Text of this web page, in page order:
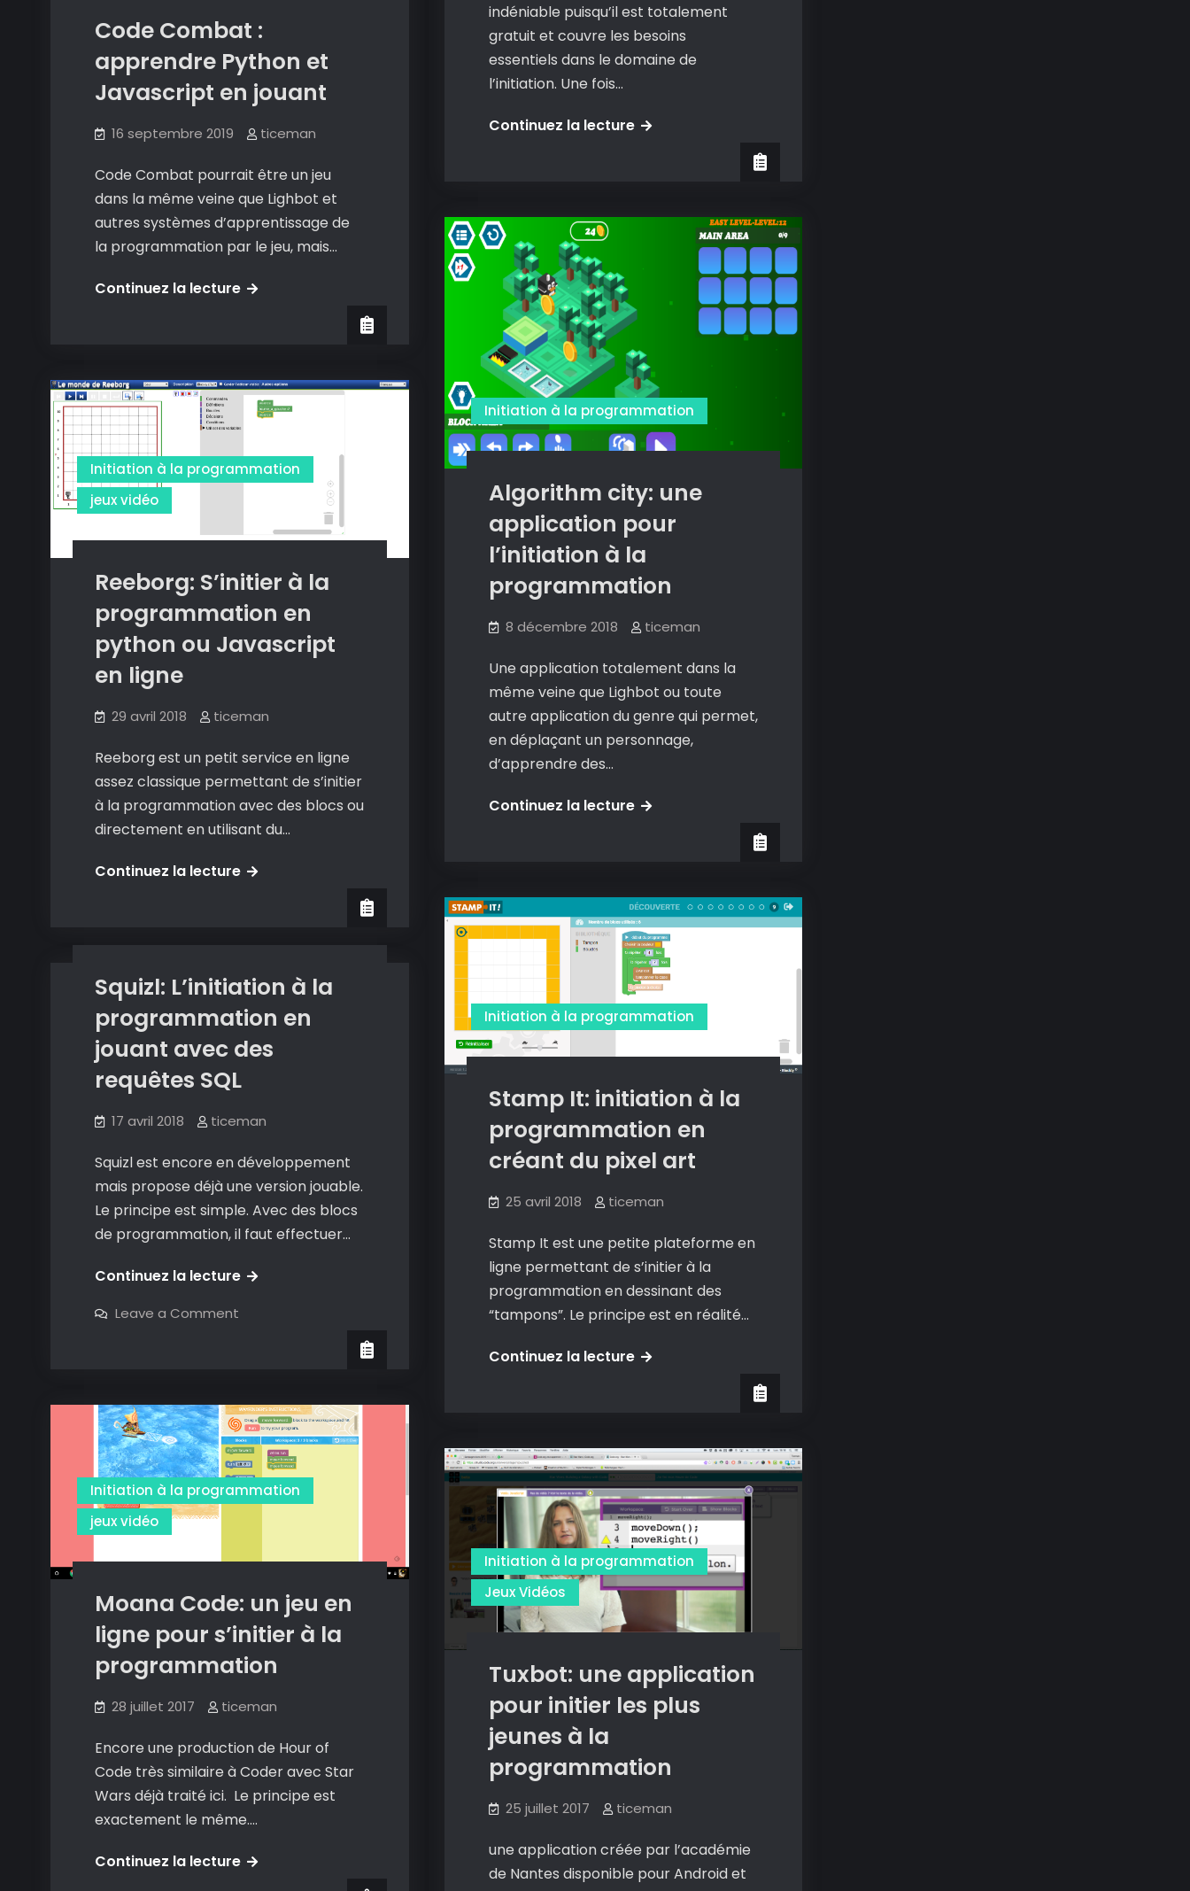
autre
solution
pour
l’initiation
à
programmation
en
jouant.
indéniable puisqu’il est totalement
gratuit et couvre les besoins
essentiels dans le domaine de
l’initiation. Une fois…
Continuez la lectureLe
programmation
un
jeu
l’initiation
à
la
programmation.
Code Combat :
apprendre Python et
Javascript en jouant
16 septembre 2019 ticeman
Code Combat pourrait être un jeu
dans la même veine que Lighbot et
autres systèmes d’apprentissage de
la programmation par le jeu, mais…
Continuez la lectureCode
Python
Javascript
en
jouant
Initiation à la programmation
Algorithm city: une
application pour
l’initiation à la
programmation
8 décembre 2018 ticeman
Une application totalement dans la
même veine que Lighbot ou toute
autre application du genre qui permet,
en déplaçant un personnage,
d’apprendre des…
Continuez la lectureAlgorithm
pour
l’initiation
à
la
programmation
Initiation à la programmation
jeux vidéo
Reeborg: S’initier à la
programmation en
python ou Javascript
en ligne
29 avril 2018 ticeman
Reeborg est un petit service en ligne
assez classique permettant de s’initier
à la programmation avec des blocs ou
directement en utilisant du…
Continuez la lectureReeborg:
en
python
ou
Javascript
en
Initiation à la programmation
Stamp It: initiation à la
programmation en
créant du pixel art
25 avril 2018 ticeman
Stamp It est une petite plateforme en
ligne permettant de s’initier à la
programmation en dessinant des
“tampons”. Le principe est en réalité…
Continuez la lectureStamp
la
programmation
en
créant
du
pixel
art
Initiation à la programmation
Squizl: L’initiation à la
programmation en
jouant avec des
requêtes SQL
17 avril 2018 ticeman
Squizl est encore en développement
mais propose déjà une version jouable.
Le principe est simple. Avec des blocs
de programmation, il faut effectuer…
Continuez la lectureSquizl:
jouant
avec
des
requêtes
Leave a Comment
jouant
avec
des
requêtes
SQL
Initiation à la programmation
jeux vidéo
Moana Code: un jeu en
ligne pour s’initier à la
programmation
28 juillet 2017 ticeman
Encore une production de Hour of
Code très similaire à Coder avec Star
Wars déjà traité ici. Le principe est
exactement le même.…
Continuez la lectureMoana
Initiation à la programmation
Jeux Vidéos
Tuxbot: une application
pour initier les plus
jeunes à la
programmation
25 juillet 2017 ticeman
une application créée par l’académie
de Nantes disponible pour Android et